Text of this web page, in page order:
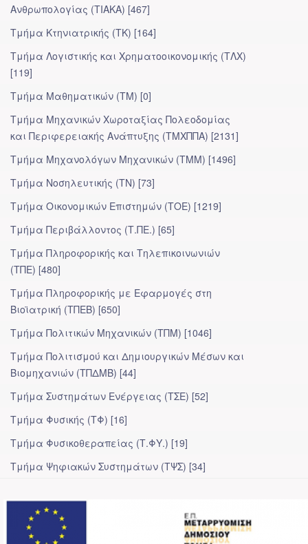
Ανθρωπολογίας (ΤΙΑΚΑ) [467]
Τμήμα Κτηνιατρικής (ΤΚ) [164]
Τμήμα Λογιστικής και Χρηματοοικονομικής (ΤΛΧ)
[119]
Τμήμα Μαθηματικών (ΤΜ) [0]
Τμήμα Μηχανικών Χωροταξίας Πολεοδομίας
και Περιφερειακής Ανάπτυξης (ΤΜΧΠΠΑ) [2131]
Τμήμα Μηχανολόγων Μηχανικών (ΤΜΜ) [1496]
Τμήμα Νοσηλευτικής (ΤΝ) [73]
Τμήμα Οικονομικών Επιστημών (ΤΟΕ) [1219]
Τμήμα Περιβάλλοντος (Τ.ΠΕ.) [65]
Τμήμα Πληροφορικής και Τηλεπικοινωνιών
(ΤΠΕ) [480]
Τμήμα Πληροφορικής με Εφαρμογές στη
Βιοϊατρική (ΤΠΕΒ) [650]
Τμήμα Πολιτικών Μηχανικών (ΤΠΜ) [1046]
Τμήμα Πολιτισμού και Δημιουργικών Μέσων και
Βιομηχανιών (ΤΠΔΜΒ) [44]
Τμήμα Συστημάτων Ενέργειας (ΤΣΕ) [52]
Τμήμα Φυσικής (ΤΦ) [16]
Τμήμα Φυσικοθεραπείας (Τ.ΦΥ.) [19]
Τμήμα Ψηφιακών Συστημάτων (ΤΨΣ) [34]